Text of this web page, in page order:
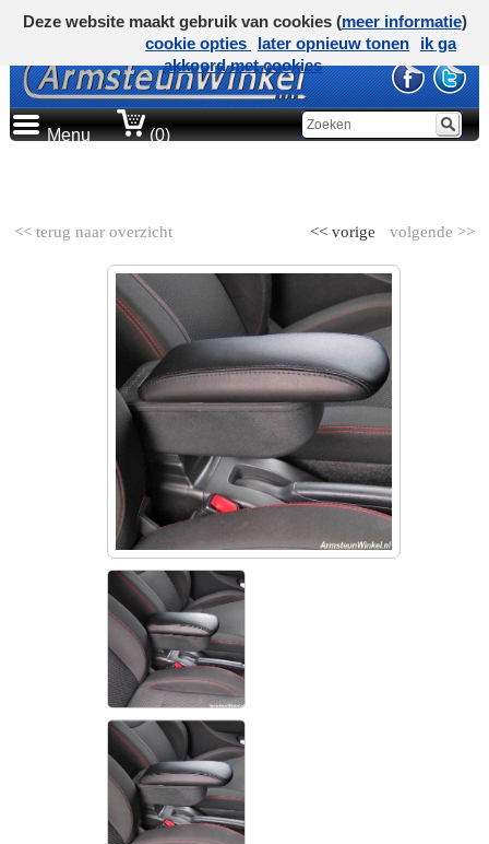
Menu (0)
<< terug naar overzicht volgende >>
<< vorige
Deze website maakt gebruik van cookies (meer informatie)
cookie opties
later opnieuw tonen
ik ga
akkoord met cookies